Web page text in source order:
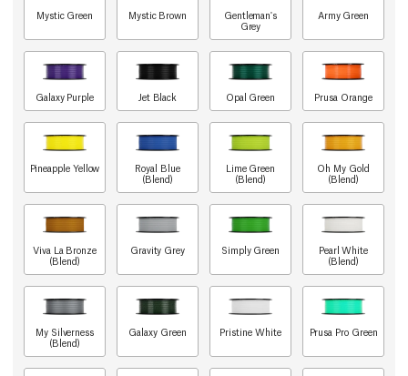
Mystic Green Mystic Brown
Gentleman's
Grey
Army Green
Galaxy Purple Jet Black Opal Green Prusa Orange
Pineapple Yellow
Royal Blue
(Blend)
Lime Green
(Blend)
Oh My Gold
(Blend)
Viva La Bronze
(Blend)
Gravity Grey Simply Green
Pearl White
(Blend)
My Silverness
(Blend)
Galaxy Green Pristine White Prusa Pro Green